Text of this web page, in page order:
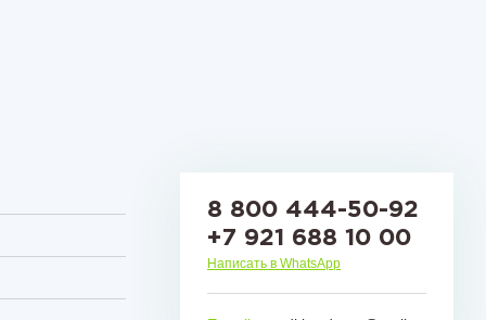
8 800 444-50-92
+7 921 688 10 00
Написать в WhatsApp